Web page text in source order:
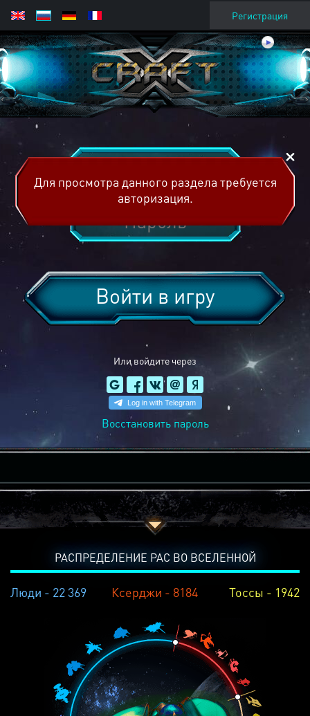
Регистрация
Или войдите через
Войти в игру
Восстановить пароль
Для просмотра данного раздела требуется
авторизация.
РАСПРЕДЕЛЕНИЕ РАС ВО ВСЕЛЕННОЙ
Люди - 22 369 Ксерджи - 8184 Тоссы - 1942